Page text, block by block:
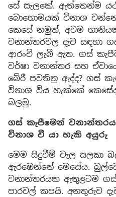
සේ සැලකේ. ඇත්තෙන්ම
බොහොමයක් විනාශ
කෙසේ නමුත්, අවම
වනාන්තරවල දැව සඳහා
ආරංචි ලැබී ඇත. ගස්
වර්ෂා වනාන්තර සහ
බේරී පවතිනු ඇද්ද? ගස්
විනාශ විය හැක්කේ
බලමු.
ගස් කැපීමෙන්
විනාශ වී යා හැකි අයුරු
මෙම සිදුවීම් වැල සලකා
ඇරඹෙන්නේ මෙසේය.
වනාන්තරයක ඇතුළටම
පාරවල් කපයි. අනතුරුව